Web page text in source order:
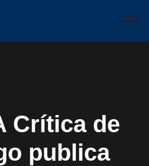
Crítica de
publica